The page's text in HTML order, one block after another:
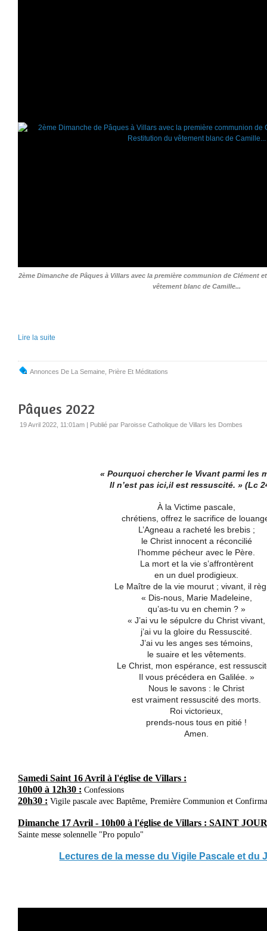
2ème Dimanche de Pâques à Villars avec la première communion de Clément
vêtement blanc de Camille...
Lire la suite
Annonces De La Semaine Prière Et Méditations
Pâques 2022
19 Avril 2022, 11:01am | Publié par Paroisse Catholique de Villars les Dombes
« Pourquoi chercher le Vivant parmi les
Il n’est pas ici,il est ressuscité. » (Lc
À la Victime pascale,
chrétiens, offrez le sacrifice de
L’Agneau a racheté les brebis ;
le Christ innocent a réconcilié
l’homme pécheur avec le Père.
La mort et la vie s’affrontèrent
en un duel prodigieux.
Le Maître de la vie mourut ; vivant, il
« Dis-nous, Marie Madeleine,
qu’as-tu vu en chemin ? »
« J’ai vu le sépulcre du Christ vivant,
j’ai vu la gloire du Ressuscité.
J’ai vu les anges ses témoins,
le suaire et les vêtements.
Le Christ, mon espérance, est
Il vous précédera en Galilée. »
Nous le savons : le Christ
est vraiment ressuscité des morts.
Roi victorieux,
prends-nous tous en pitié !
Amen.
Samedi Saint 16 Avril à l'église de Villars :
10h00 à 12h30 : Confessions
20h30 : Vigile pascale avec Baptême, Première Communion et
Dimanche 17 Avril - 10h00 à l'église de Villars : SAINT
Sainte messe solennelle "Pro populo"
Lectures de la messe du Vigile Pascale et du